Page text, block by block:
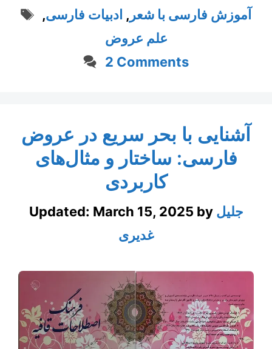
Tags
آموزش فارسی با شعر , ادبیات فارسی,
علم عروض
2 Comments
آشنایی با بحر سریع در عروض
فارسی: ساختار و مثال‌های
کاربردی
Updated: March 15, 2025 by جلیل
غدیری